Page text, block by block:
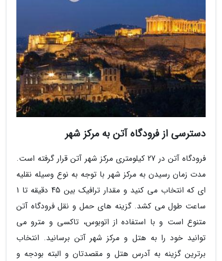
دسترسی از فرودگاه آتن به مرکز شهر
فرودگاه آتن در 27 کیلومتری مرکز شهر آتن قرار گرفته است.
مدت زمان رسیدن به مرکز شهر با توجه به نوع وسیله نقلیه
ای که انتخاب می کنید و مقدار ترافیک بین 45 دقیقه تا 1
ساعت طول می کشد. گزینه های حمل و نقل فرودگاه آتن
متنوع است و با استفاده از اتوبوس، تاکسی و مترو می
توانید خود را به هتل و مرکز شهر آتن برسانید. انتخاب
برترین گزینه به آدرس هتل و مقصدتان و البته بودجه و